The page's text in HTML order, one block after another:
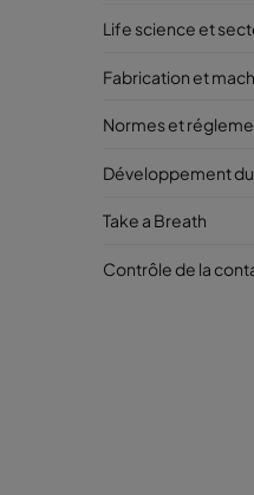
Life science et
Fabrication et
Normes et
Développement
Take a Breath
Contrôle de la